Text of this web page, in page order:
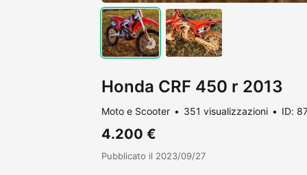
Honda CRF 450 r 2013
Moto e Scooter 351 visualizzazioni ID:
4.200 €
Pubblicato il 2023/09/27